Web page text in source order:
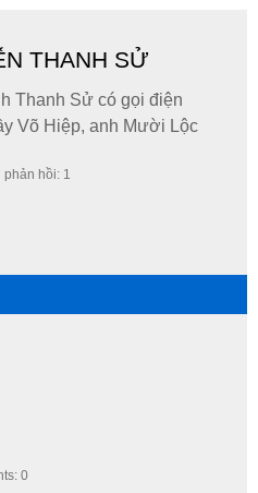
THANH SỬ
Thanh Sử có gọi điện
Võ Hiệp, anh Mười Lộc
phản hồi: 1
0